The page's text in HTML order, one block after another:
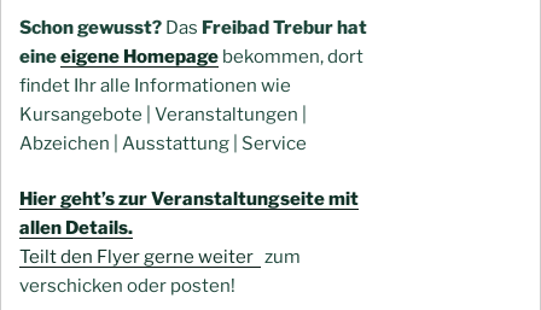
Schon gewusst? Das Freibad Trebur hat
eineeigene Homepage bekommen, dort
findet Ihr alle Informationen wie
Kursangebote | Veranstaltungen |
Abzeichen | Ausstattung | Service
Hier geht’s zur Veranstaltungseite mit
allen Details.
Teilt den Flyer gerne weiter zum
verschicken oder posten!